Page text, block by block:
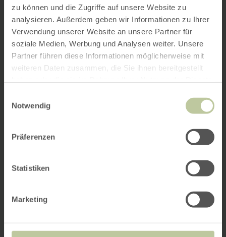
zu können und die Zugriffe auf unsere Website zu
analysieren. Außerdem geben wir Informationen zu Ihrer
Verwendung unserer Website an unsere Partner für
soziale Medien, Werbung und Analysen weiter. Unsere
Partner führen diese Informationen möglicherweise mit
weiteren Daten zusammen, die Sie ihnen bereitgestellt
Notwendig
Präferenzen
Statistiken
Marketing